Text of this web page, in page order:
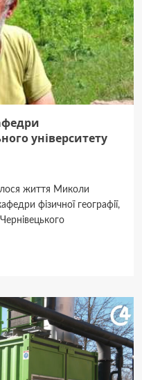
університету
життя Миколи
фізичної географії,